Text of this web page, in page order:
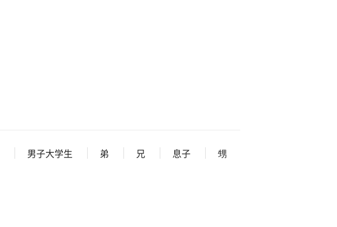
男子大学生 弟 兄 息子
甥